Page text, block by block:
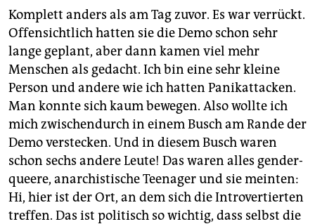
Komplett anders als am Tag zuvor. Es war verrückt.
Offensichtlich hatten sie die Demo schon sehr
lange geplant, aber dann kamen viel mehr
Menschen als gedacht. Ich bin eine sehr kleine
Person und andere wie ich hatten Panikattacken.
Man konnte sich kaum bewegen. Also wollte ich
mich zwischendurch in einem Busch am Rande der
Demo verstecken. Und in diesem Busch waren
schon sechs andere Leute! Das waren alles gender-
queere, anarchistische Teenager und sie meinten:
Hi, hier ist der Ort, an dem sich die Introvertierten
treffen. Das ist politisch so wichtig, dass selbst die